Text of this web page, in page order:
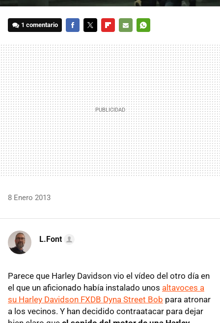
1 comentario
MAIL
8 Enero 2013
L.Font
Parece que Harley Davidson vio el vídeo del otro día en
el que un aficionado había instalado unos altavoces a
su Harley Davidson FXDB Dyna Street Bob para atronar
a los vecinos. Y han decidido contraatacar para dejar